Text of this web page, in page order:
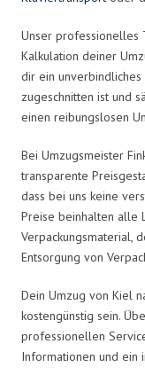
Unser professionelles
Kalkulation deiner
dir ein
zugeschnitten ist und
einen reibungslosen
Bei Umzugsmeister
transparente
dass bei uns keine
Preise beinhalten alle
Verpackungsmaterial,
Entsorgung von
Dein Umzug von Kiel
kostengünstig sein.
professionellen
Informationen und ein